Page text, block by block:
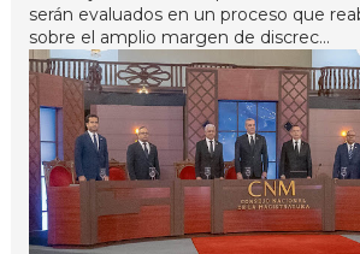
serán evaluados en un proceso que
sobre el amplio margen de discrec...